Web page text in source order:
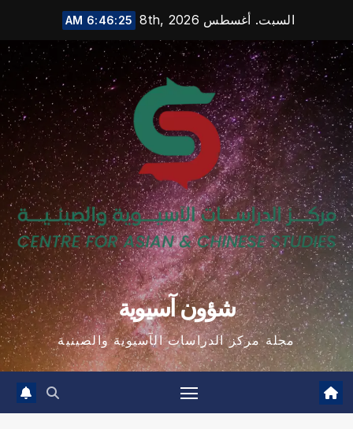
content
السبت. أغسطس 8th, 2026 6:46:25 AM
شؤون آسيوية
مجلة مركز الدراسات الآسيوية والصينية